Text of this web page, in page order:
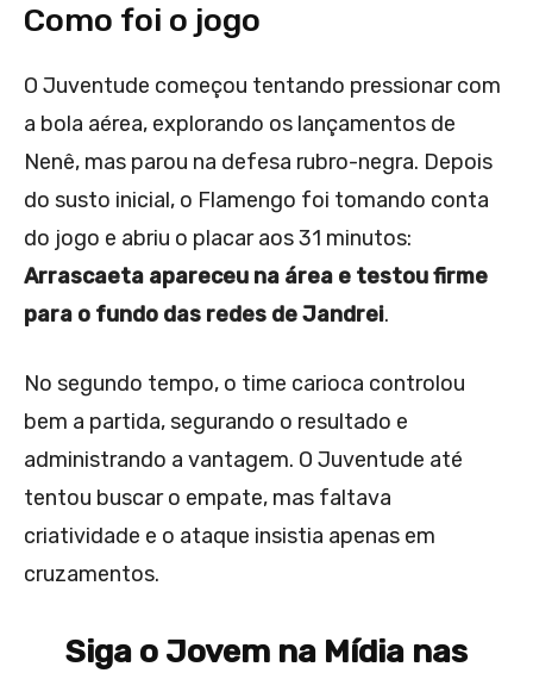
Como foi o jogo
O Juventude começou tentando pressionar com
a bola aérea, explorando os lançamentos de
Nenê, mas parou na defesa rubro-negra. Depois
do susto inicial, o Flamengo foi tomando conta
do jogo e abriu o placar aos 31 minutos:
Arrascaeta apareceu na área e testou firme
para o fundo das redes de Jandrei.
No segundo tempo, o time carioca controlou
bem a partida, segurando o resultado e
administrando a vantagem. O Juventude até
tentou buscar o empate, mas faltava
criatividade e o ataque insistia apenas em
cruzamentos.
Siga o Jovem na Mídia nas